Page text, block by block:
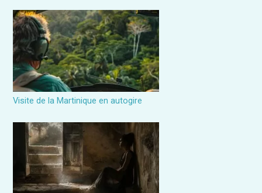
Visite de la Martinique en autogire